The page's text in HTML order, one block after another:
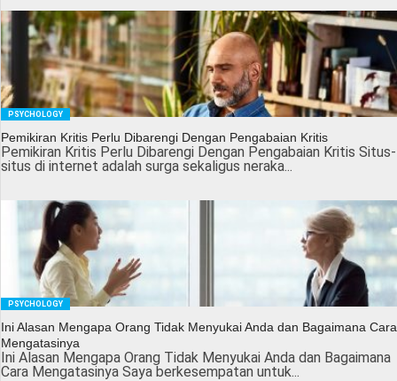
PSYCHOLOGY
Pemikiran Kritis Perlu Dibarengi Dengan Pengabaian Kritis
Pemikiran Kritis Perlu Dibarengi Dengan Pengabaian Kritis Situs-
situs di internet adalah surga sekaligus neraka...
PSYCHOLOGY
Ini Alasan Mengapa Orang Tidak Menyukai Anda dan Bagaimana Cara
Mengatasinya
Ini Alasan Mengapa Orang Tidak Menyukai Anda dan Bagaimana
Cara Mengatasinya Saya berkesempatan untuk...